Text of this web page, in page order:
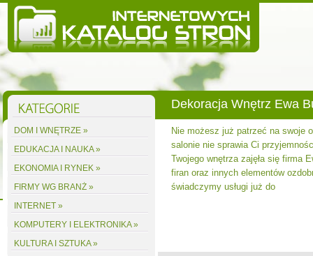
Dekoracja Wnętrz Ewa
Nie możesz już patrzeć na swoje
salonie nie sprawia Ci
Twojego wnętrza zajęła się firma
firan oraz innych elementów
świadczymy usługi już do
DOM I WNĘTRZE »
EDUKACJA I NAUKA »
EKONOMIA I RYNEK »
FIRMY WG BRANŻ »
INTERNET »
KOMPUTERY I ELEKTRONIKA »
KULTURA I SZTUKA »